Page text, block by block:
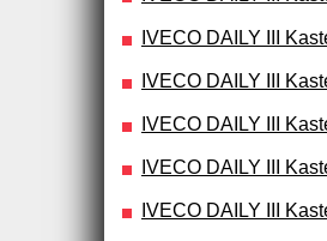
IVECO DAILY III
IVECO DAILY III
IVECO DAILY III
IVECO DAILY III
IVECO DAILY III